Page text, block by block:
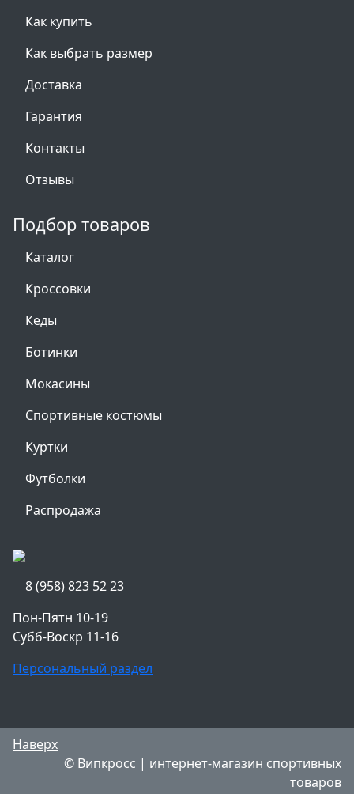
Как купить
Как выбрать размер
Доставка
Гарантия
Контакты
Отзывы
Подбор товаров
Каталог
Кроссовки
Кеды
Ботинки
Мокасины
Спортивные костюмы
Куртки
Футболки
Распродажа
8 (958) 823 52 23
Пон-Пятн 10-19
Субб-Воскр 11-16
Персональный раздел
Наверх
© Випкросс | интернет-магазин спортивных
товаров